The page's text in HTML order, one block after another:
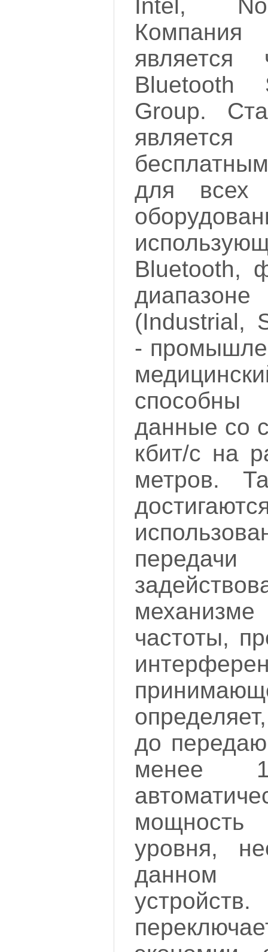
Intel,
является
Bluetooth
Group.
для всех
Bluetooth,
(Industrial,
-
данные со
кбит/с на
метров.
частоты,
до
менее
уровня,
данном